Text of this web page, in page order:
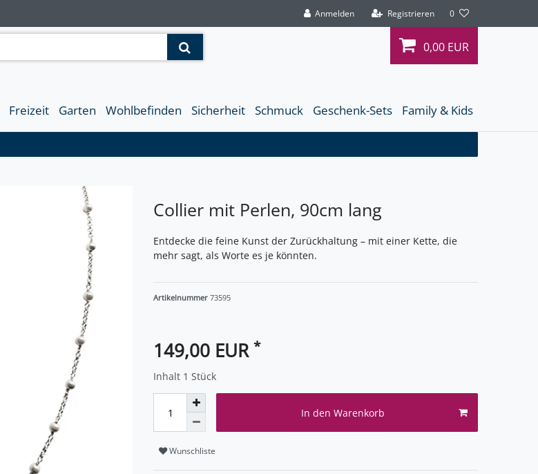
Anmelden Registrieren 0
0,00 EUR
Freizeit Garten Wohlbefinden Sicherheit Schmuck Geschenk-Sets Family & Kids
Collier mit Perlen, 90cm lang
Entdecke die feine Kunst der Zurückhaltung – mit einer Kette, die
mehr sagt, als Worte es je könnten.
Artikelnummer 73595
149,00 EUR *
Inhalt 1 Stück
In den Warenkorb
Wunschliste